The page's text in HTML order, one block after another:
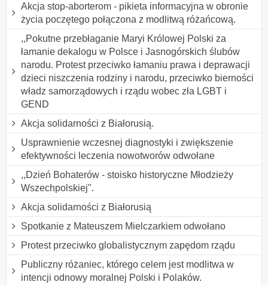
Akcja stop-aborterom - pikieta informacyjna w obronie
życia poczętego połączona z modlitwą różańcową.
,,Pokutne przebłaganie Maryi Królowej Polski za
łamanie dekalogu w Polsce i Jasnogórskich ślubów
narodu. Protest przeciwko łamaniu prawa i deprawacji
dzieci niszczenia rodziny i narodu, przeciwko bierności
władz samorządowych i rządu wobec zła LGBT i
GEND
Akcja solidarności z Białorusią.
Usprawnienie wczesnej diagnostyki i zwiększenie
efektywności leczenia nowotworów odwołane
,,Dzień Bohaterów - stoisko historyczne Młodzieży
Wszechpolskiej".
Akcja solidarności z Białorusią
Spotkanie z Mateuszem Mielczarkiem odwołano
Protest przeciwko globalistycznym zapędom rządu
Publiczny różaniec, którego celem jest modlitwa w
intencji odnowy moralnej Polski i Polaków.